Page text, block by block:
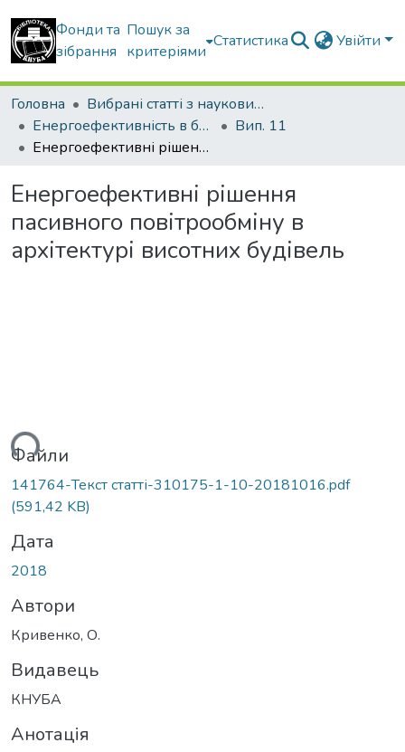
Фонди та
зібрання
Пошук за
критеріями
Статистика Увійти
Головна
Вибрані статті з наукових збірників КНУБА
Енергоефективність в будівництві та архітектурі
Вип. 11
Енергоефективні рішення пасивного повітрообміну в архітектурі висотних будівель
Енергоефективні рішення
пасивного повітрообміну в
архітектурі висотних будівель
Файли
141764-Текст статті-310175-1-10-20181016.pdf
(591,42 KB)
Дата
2018
Автори
Кривенко, О.
Видавець
КНУБА
Анотація